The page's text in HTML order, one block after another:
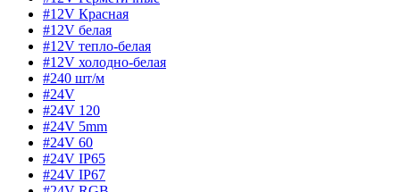
#12V Красная
#12V белая
#12V тепло-белая
#12V холодно-белая
#240 шт/м
#24V
#24V 120
#24V 5mm
#24V 60
#24V IP65
#24V IP67